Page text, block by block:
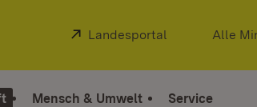
Extern:
Landesportal (Öffnet in
Alle
Mensch & Umwelt Service